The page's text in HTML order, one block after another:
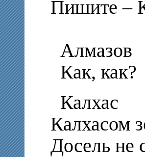
Пишите –
Алмазов
Как, как?
Калхас
Калхасом
Досель не